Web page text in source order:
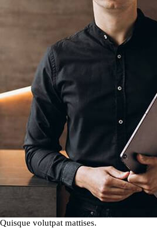
Quisque volutpat mattises.